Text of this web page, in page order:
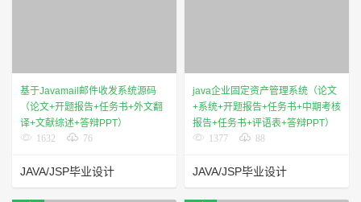
基于Javamail邮件收发系统源码
（论文+开题报告+任务书+外文翻
译+文献综述+答辩PPT）
1632 76
JAVA/JSP毕业设计
java企业固定资产管理系统（论文
+系统+开题报告+任务书+中期考核
报告+任务书+评语表+答辩PPT）
1377 88
JAVA/JSP毕业设计